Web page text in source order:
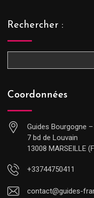
Rechercher :
Coordonnées
Guides Bourgogne
7 bd de Louvain
13008 MARSEILLE
+33744750411
contact@guides-